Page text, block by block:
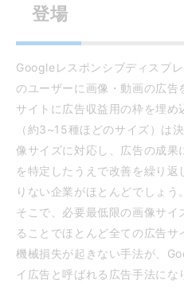
登場
Googleレスポンシブディスプ
のユーザーに画像・動画の広告
サイトに広告収益用の枠を埋
（約3~15種ほどのサイズ）は
像サイズに対応し、広告の成
を特定したうえで改善を繰り
りない企業がほとんどでしょう。
そこで、必要最低限の画像サ
ることでほとんど全ての広告
機械損失が起きない手法が、
イ広告と呼ばれる広告手法にな